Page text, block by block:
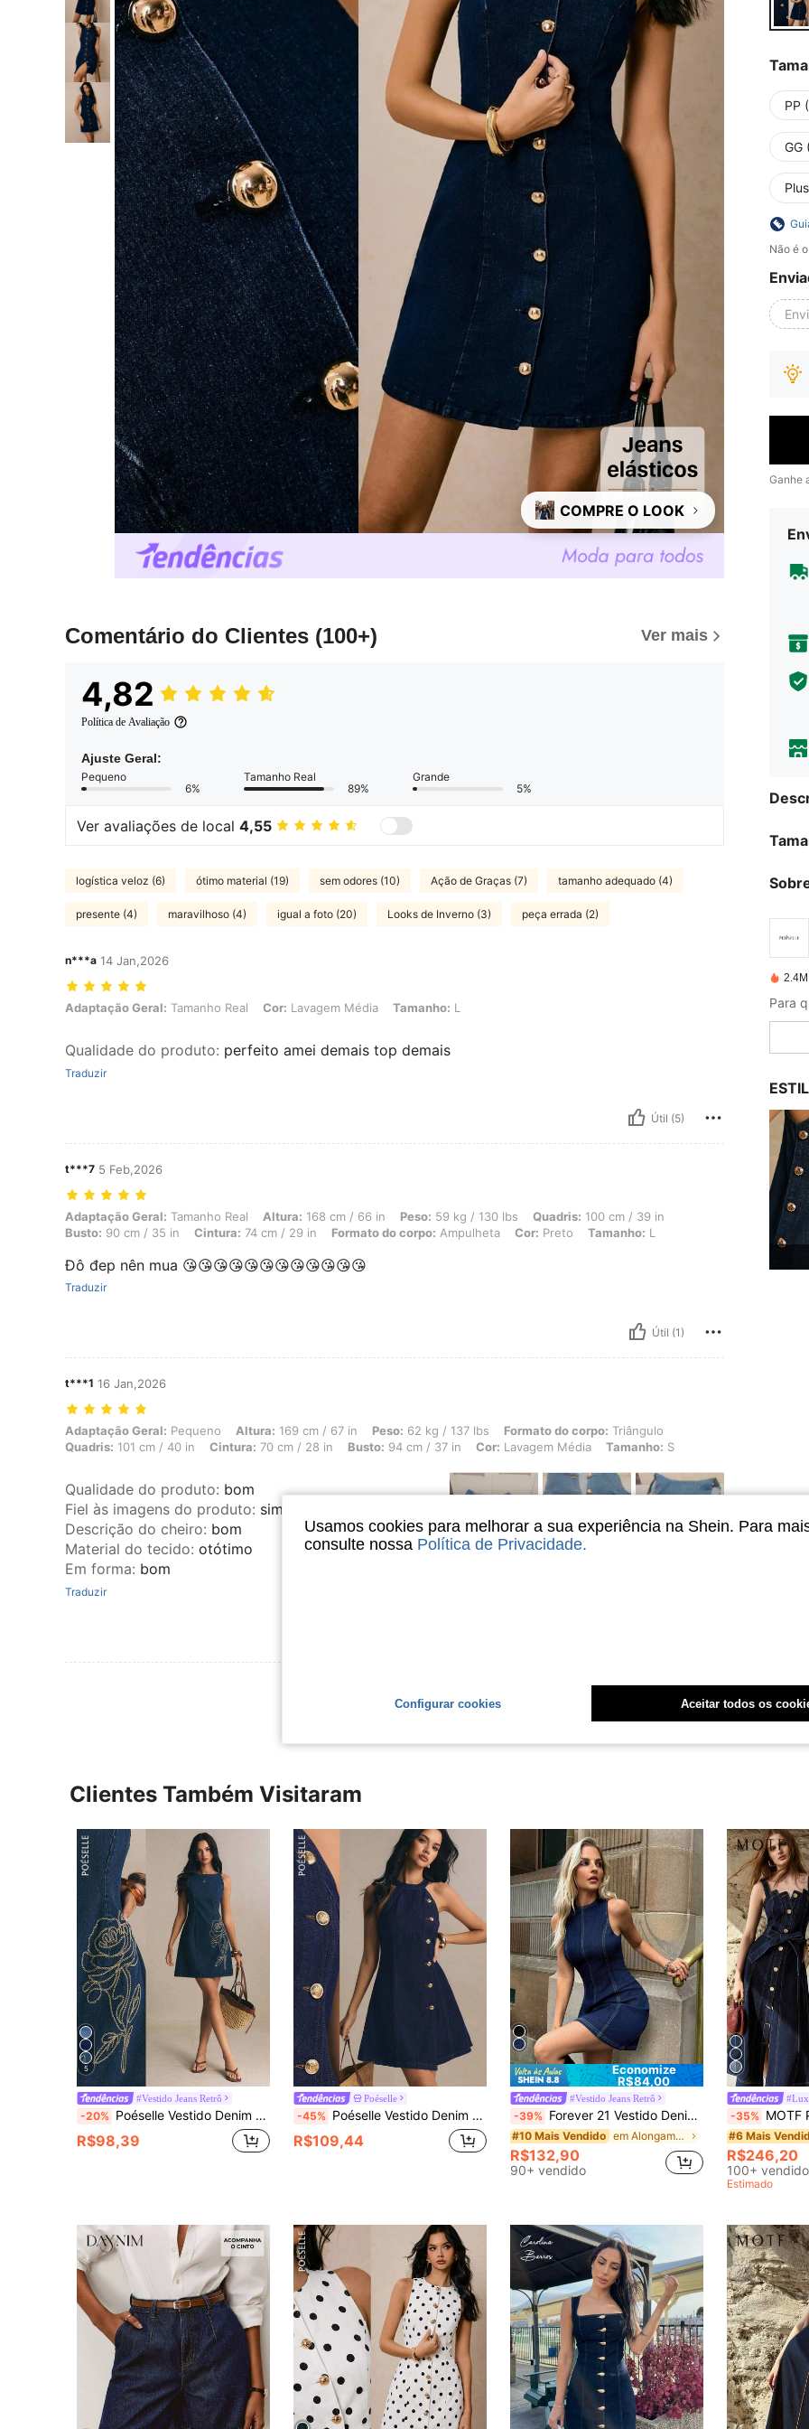
COMPRE O LOOK
Comentário do Clientes (100+) Ver mais
4,82
Política de Avaliação
Ajuste Geral:
Pequeno
6%
Tamanho Real
89%
Grande
5%
Ver avaliações de local 4,55
logística veloz (6) ótimo material (19) sem odores (10) Ação de Graças (7) tamanho adequado (4)
presente (4) maravilhoso (4) igual a foto (20) Looks de Inverno (3) peça errada (2)
n***a 14 Jan,2026
Adaptação Geral: Tamanho Real, Cor: Lavagem Média, Tamanho: L
Adaptação Geral: Tamanho Real Cor: Lavagem Média Tamanho: L
Qualidade do produto: perfeito amei demais top demais
Traduzir
Útil (5)
t***7 5 Feb,2026
Adaptação Geral: Tamanho Real, Altura: 168 cm / 66 in, Peso: 59 kg / 130 lbs, Quadris: 100 cm / 39 in, Busto: 90 cm / 35 in, Cintura: 74 cm / 29 in,
Adaptação Geral: Tamanho Real Altura: 168 cm / 66 in Peso: 59 kg / 130 lbs Quadris: 100 cm / 39 in
Busto: 90 cm / 35 in Cintura: 74 cm / 29 in Formato do corpo: Ampulheta Cor: Preto Tamanho: L
Đô đep nên mua 😘😘😘😘😘😘😘😘😘😘😘😘
Traduzir
Útil (1)
t***1 16 Jan,2026
Adaptação Geral: Pequeno, Altura: 169 cm / 67 in, Peso: 62 kg / 137 lbs, Formato do corpo: Triângulo, Quadris: 101 cm / 40 in, Cintura: 70 cm / 28
Adaptação Geral: Pequeno Altura: 169 cm / 67 in Peso: 62 kg / 137 lbs Formato do corpo: Triângulo
Quadris: 101 cm / 40 in Cintura: 70 cm / 28 in Busto: 94 cm / 37 in Cor: Lavagem Média Tamanho: S
Qualidade do produto: bom
Fiel às imagens do produto: sim
Descrição do cheiro: bom
Material do tecido: otótimo
Em forma: bom
Traduzir
PP
GG
Não é
Ganhe
Clientes Também Visitaram
5
#Vestido Jeans Retrô
-20% Poéselle Vestido Denim Casual com Estampa Floral para Encontros e Festas Feminino
R$98,39
Poéselle
-45% Poéselle Vestido Denim Casual de Verão Feminino com Botões na Frente e Decote Halter
R$109,44
Economize
R$84,00
#Vestido Jeans Retrô
-39% Forever 21 Vestido Denim Casual Feminino, Minimalista e Fashion para Uso Diário
#10 Mais Vendido em Alongamento médio Vestidos Femininos Jeans
R$132,90
90+ vendido
-35% MOTF PREMIUM
#6 Mais
R$246,20
100+ vendido
Estimado
Usamos cookies para melhorar a sua experiência na Shein. Para
consulte nossa Política de Privacidade.
Configurar cookies Aceitar todos os